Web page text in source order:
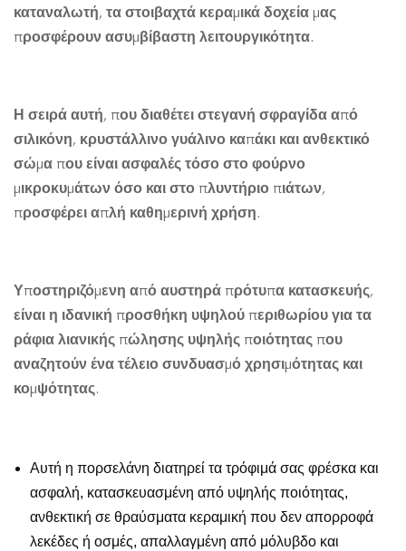
καταναλωτή, τα στοιβαχτά κεραμικά δοχεία μας
προσφέρουν ασυμβίβαστη λειτουργικότητα.
Η σειρά αυτή, που διαθέτει στεγανή σφραγίδα από
σιλικόνη, κρυστάλλινο γυάλινο καπάκι και ανθεκτικό
σώμα που είναι ασφαλές τόσο στο φούρνο
μικροκυμάτων όσο και στο πλυντήριο πιάτων,
προσφέρει απλή καθημερινή χρήση.
Υποστηριζόμενη από αυστηρά πρότυπα κατασκευής,
είναι η ιδανική προσθήκη υψηλού περιθωρίου για τα
ράφια λιανικής πώλησης υψηλής ποιότητας που
αναζητούν ένα τέλειο συνδυασμό χρησιμότητας και
κομψότητας.
Αυτή η πορσελάνη διατηρεί τα τρόφιμά σας φρέσκα και
ασφαλή, κατασκευασμένη από υψηλής ποιότητας,
ανθεκτική σε θραύσματα κεραμική που δεν απορροφά
λεκέδες ή οσμές, απαλλαγμένη από μόλυβδο και